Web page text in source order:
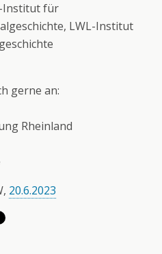
Institut für
LWL-Institut
gerne an:
Rheinland
20.6.2023